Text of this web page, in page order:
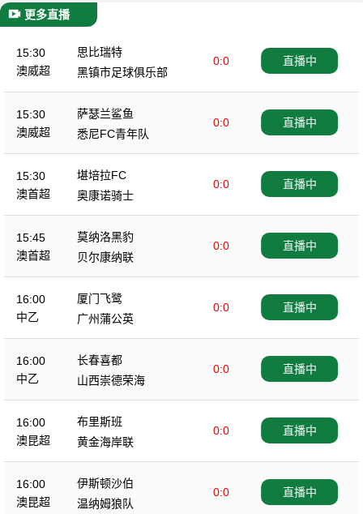
更多直播
15:30
澳威超
思比瑞特
0:0
黑镇市足球俱乐部
直播中
15:30
澳威超
萨瑟兰鲨鱼
0:0
悉尼FC青年队
直播中
15:30
澳首超
堪培拉FC
0:0
奥康诺骑士
直播中
15:45
澳首超
莫纳洛黑豹
0:0
贝尔康纳联
直播中
16:00
中乙
厦门飞鹭
0:0
广州蒲公英
直播中
16:00
中乙
长春喜都
0:0
山西崇德荣海
直播中
16:00
澳昆超
布里斯班
0:0
黄金海岸联
直播中
16:00
澳昆超
伊斯顿沙伯
0:0
温纳姆狼队
直播中